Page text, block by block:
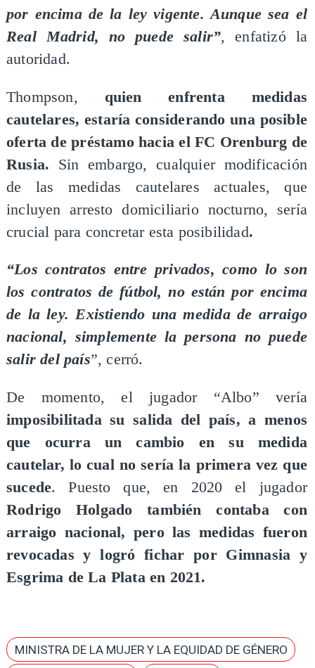
por encima de la ley vigente. Aunque sea el
Real Madrid, no puede salir”, enfatizó la
autoridad.
Thompson, quien enfrenta medidas
cautelares, estaría considerando una posible
oferta de préstamo hacia el FC Orenburg de
Rusia. Sin embargo, cualquier modificación
de las medidas cautelares actuales, que
incluyen arresto domiciliario nocturno, sería
crucial para concretar esta posibilidad.
“Los contratos entre privados, como lo son
los contratos de fútbol, no están por encima
de la ley. Existiendo una medida de arraigo
nacional, simplemente la persona no puede
salir del país”, cerró.
De momento, el jugador “Albo” vería
imposibilitada su salida del país, a menos
que ocurra un cambio en su medida
cautelar, lo cual no sería la primera vez que
sucede. Puesto que, en 2020 el jugador
Rodrigo Holgado también contaba con
arraigo nacional, pero las medidas fueron
revocadas y logró fichar por Gimnasia y
Esgrima de La Plata en 2021.
MINISTRA DE LA MUJER Y LA EQUIDAD DE GÉNERO